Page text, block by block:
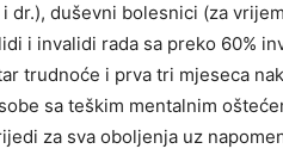
dr.), duševni bolesnici (za
i invalidi rada sa preko 60%
trudnoće i prva tri mjeseca
sa teškim mentalnim
za sva oboljenja uz